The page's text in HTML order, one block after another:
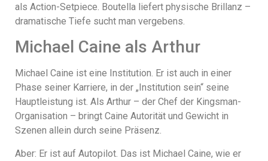
als Action-Setpiece. Boutella liefert physische Brillanz –
dramatische Tiefe sucht man vergebens.
Michael Caine als Arthur
Michael Caine ist eine Institution. Er ist auch in einer
Phase seiner Karriere, in der „Institution sein“ seine
Hauptleistung ist. Als Arthur – der Chef der Kingsman-
Organisation – bringt Caine Autorität und Gewicht in
Szenen allein durch seine Präsenz.
Aber: Er ist auf Autopilot. Das ist Michael Caine, wie er